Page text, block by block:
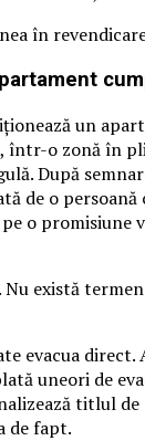
în
un
într-o zonă în
După
de o persoană
o promisiune
există
evacua direct.
uneori de
titlul
de fapt.